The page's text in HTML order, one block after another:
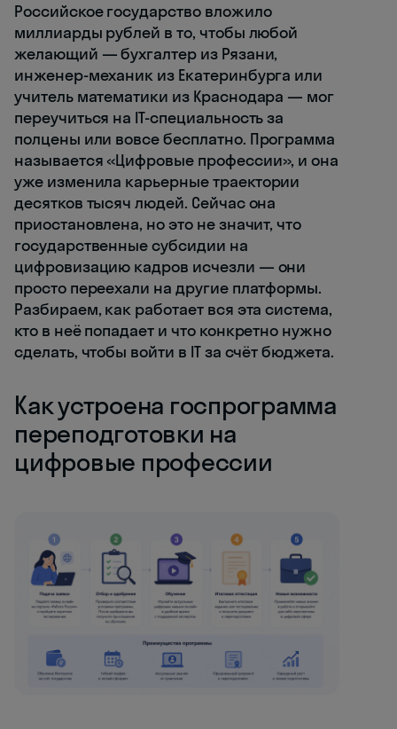
Российское государство вложило
миллиарды рублей в то, чтобы любой
желающий — бухгалтер из Рязани,
инженер-механик из Екатеринбурга или
учитель математики из Краснодара — мог
переучиться на IT-специальность за
полцены или вовсе бесплатно. Программа
называется «Цифровые профессии», и она
уже изменила карьерные траектории
десятков тысяч людей. Сейчас она
приостановлена, но это не значит, что
государственные субсидии на
цифровизацию кадров исчезли — они
просто переехали на другие платформы.
Разбираем, как работает вся эта система,
кто в неё попадает и что конкретно нужно
сделать, чтобы войти в IT за счёт бюджета.
Как устроена госпрограмма
переподготовки на
цифровые профессии